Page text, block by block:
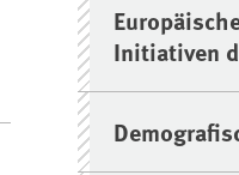
Initiativen